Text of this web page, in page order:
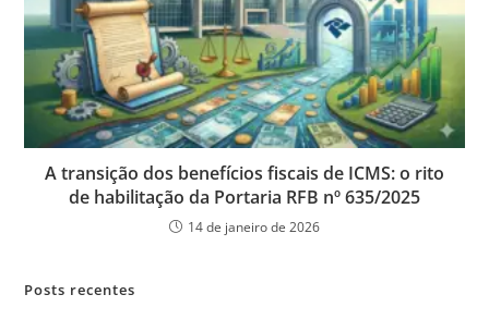
A transição dos benefícios fiscais de ICMS: o rito
de habilitação da Portaria RFB nº 635/2025
14 de janeiro de 2026
Posts recentes